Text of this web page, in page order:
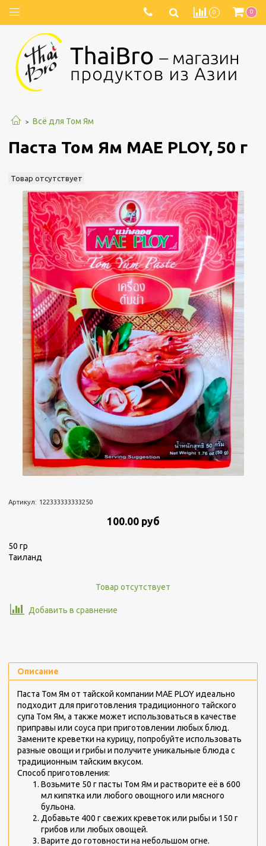
0 0
Всё для Том Ям
Паста Том Ям MAE PLOY, 50 г
Товар отсутствует
Артикул: 122333333333250
100.00 руб
50 гр
Таиланд
Товар отсутствует
Добавить в сравнение
Описание
Паста Том Ям от тайской компании MAE PLOY идеально
подходит для приготовления традиционного тайского
супа Том Ям, а также может использоваться в качестве
приправы или соуса при приготовлении любых блюд.
Замените креветки на курицу, попробуйте использовать
разные овощи и грибы и получите уникальные блюда с
традиционным тайским вкусом.
Способ приготовления:
Возьмите 50 г пасты Том Ям и растворите её в 600
мл кипятка или любого овощного или мясного
бульона.
Добавьте 400 г свежих креветок или рыбы и 150 г
грибов или любых овощей.
Варите до готовности на небольшом огне.